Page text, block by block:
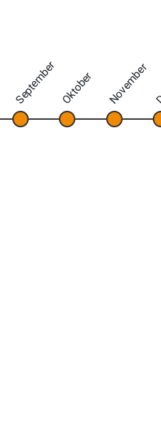
September Oktober November